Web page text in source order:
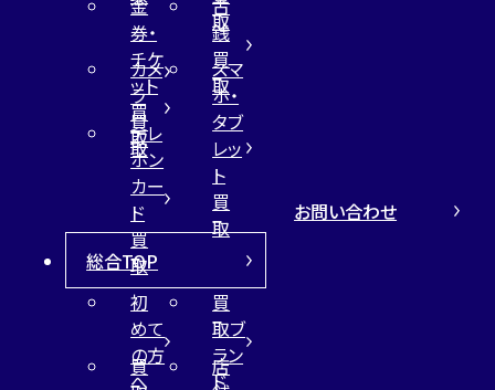
取
券・
チケ
ット
買
取
銭
買
取
カメ
ラ
買
取
スマ
ホ・
タブ
レッ
ト
買
取
テレ
ホン
カー
ド
買
取
総合TOP
初
めて
の方
へ
買
取ブ
ラン
ド
買
店
お問い合わせ